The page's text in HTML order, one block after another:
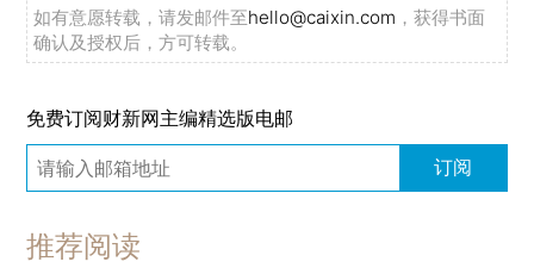
如有意愿转载，请发邮件至hello@caixin.com ，获得书面
确认及授权后，方可转载。
免费订阅财新网主编精选版电邮
订阅
推荐阅读